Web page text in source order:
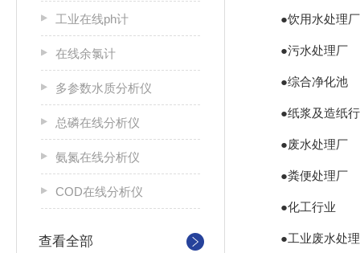
工业在线ph计
在线余氯计
多参数水质分析仪
总磷在线分析仪
氨氮在线分析仪
COD在线分析仪
查看全部
●饮用水处理厂
●污水处理厂
●综合净化池
●纸浆及造纸
●废水处理厂
●粪便处理厂
●化工行业
●工业废水处理